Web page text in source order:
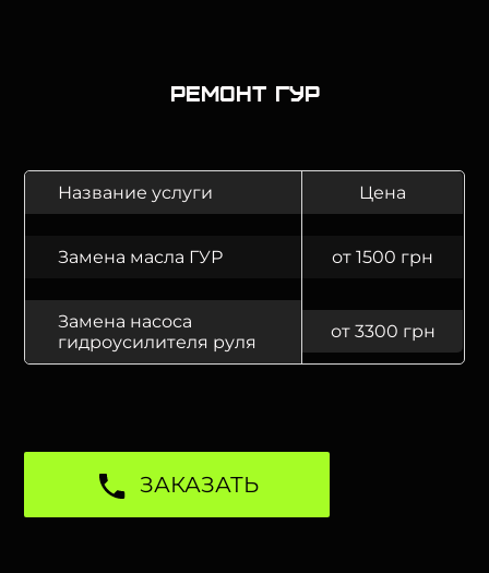
Ремонт ГУР
Название услуги Цена
Замена масла ГУР от 1500 грн
Замена насоса
гидроусилителя руля
от 3300 грн
ЗАКАЗАТЬ